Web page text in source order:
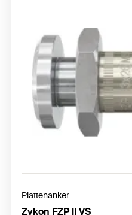
Plattenanker
Zykon FZP II VS